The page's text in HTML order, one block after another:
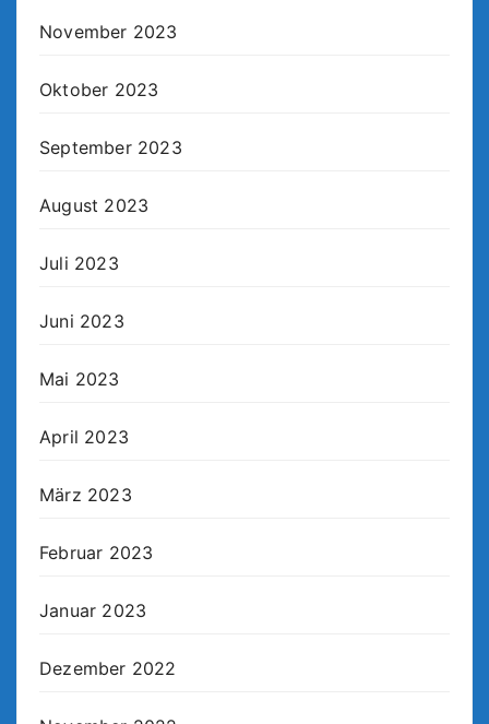
November 2023
Oktober 2023
September 2023
August 2023
Juli 2023
Juni 2023
Mai 2023
April 2023
März 2023
Februar 2023
Januar 2023
Dezember 2022